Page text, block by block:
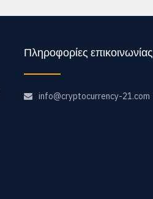
Πληροφορίες επικοινωνίας
info@cryptocurrency-21.com